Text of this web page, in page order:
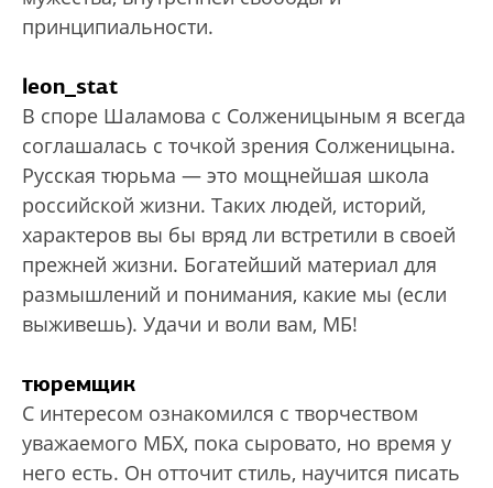
принципиальности.
leon_stat
В споре Шаламова с Солженицыным я всегда
соглашалась с точкой зрения Солженицына.
Русская тюрьма — это мощнейшая школа
российской жизни. Таких людей, историй,
характеров вы бы вряд ли встретили в своей
прежней жизни. Богатейший материал для
размышлений и понимания, какие мы (если
выживешь). Удачи и воли вам, МБ!
тюремщик
С интересом ознакомился с творчеством
уважаемого МБХ, пока сыровато, но время у
него есть. Он отточит стиль, научится писать